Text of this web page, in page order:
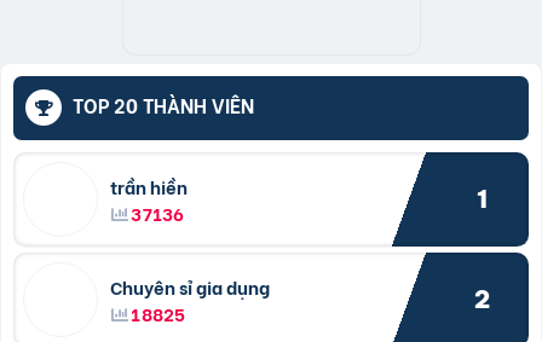
TOP 20 THÀNH VIÊN
trần hiền
37136
1
Chuyên sỉ gia dụng
18825
2